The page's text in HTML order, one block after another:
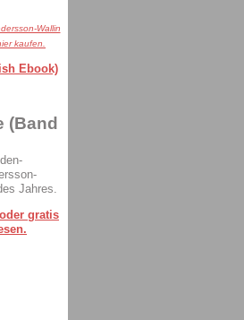
Wallin
kaufen.
Ebook)
(Band
gratis